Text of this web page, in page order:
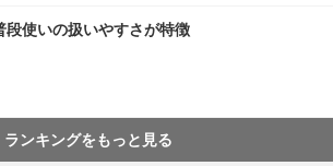
段使いの扱いやすさが特徴
ランキングをもっと見る